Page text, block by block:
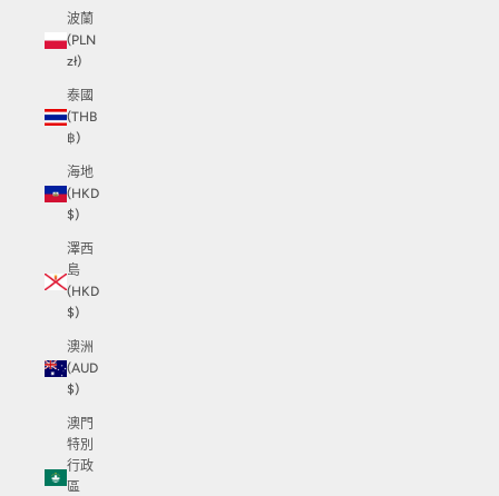
波蘭
(PLN
zł)
泰國
(THB
฿)
海地
(HKD
$)
澤西
島
(HKD
$)
澳洲
(AUD
$)
澳門
特別
行政
區